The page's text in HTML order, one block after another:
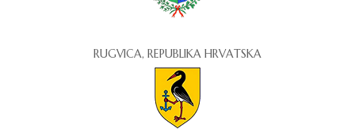
RUGVICA, REPUBLIKA HRVATSKA